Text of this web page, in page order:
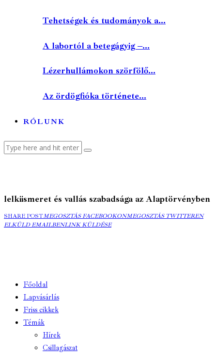
Tehetségek és tudományok a...
A labortól a betegágyig –...
Lézerhullámokon szörfölő...
Az ördögfióka története...
RÓLUNK
lelkiismeret és vallás szabadsága az Alaptörvényben
SHARE POSTMEGOSZTÁS
FACEBOOKON
MEGOSZTÁS FACEBOOKONMEGOSZTÁS
MEGOSZTÁS TWITTEREN
ELKÜLD EMAILBENCOPY
LINK KÜLDÉSE
Főoldal
Lapvásárlás
Friss cikkek
Témák
Hírek
Csillagászat